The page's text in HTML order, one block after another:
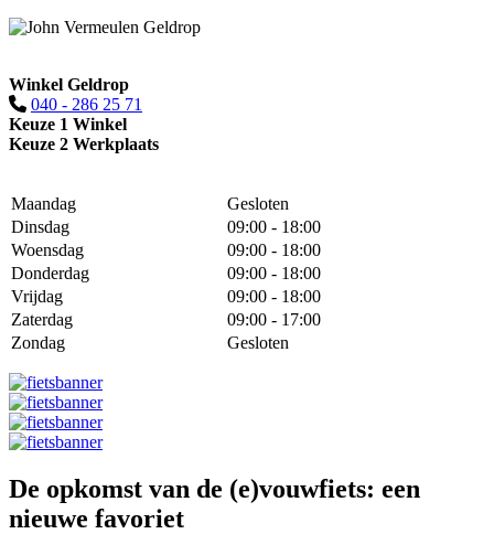
Winkel Geldrop
040 - 286 25 71
Keuze 1 Winkel
Keuze 2 Werkplaats
Maandag
Gesloten
Dinsdag
09:00 - 18:00
Woensdag
09:00 - 18:00
Donderdag
09:00 - 18:00
Vrijdag
09:00 - 18:00
Zaterdag
09:00 - 17:00
Zondag
Gesloten
De opkomst van de (e)vouwfiets: een
nieuwe favoriet